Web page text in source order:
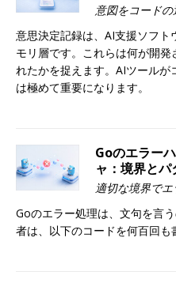
意図をコードの
意思決定記録は、AI支援ソフト
モリ層です。これらは何が開
れたかを捉えます。AIツール
は極めて重要になります。
Goのエラー
ャ：境界とパ
適切な境界で
Goのエラー処理は、文句を言
者は、以下のコードを何百回も